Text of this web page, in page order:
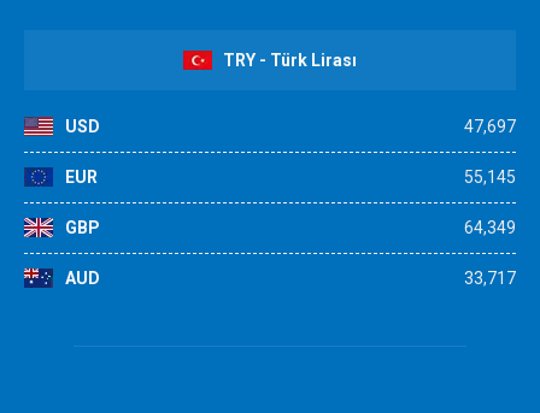
TRY - Türk Lirası
USD 47,697
EUR 55,145
GBP 64,349
AUD 33,717